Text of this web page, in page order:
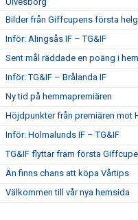
Bilder från Giffcupens första helg
Inför: Alingsås IF – TG&IF
Sent mål räddade en poäng i
Inför: TG&IF – Brålanda IF
Ny tid på hemmapremiären
Höjdpunkter från premiären mot
Inför: Holmalunds IF – TG&IF
TG&IF flyttar fram första
Än finns chans att köpa Vårtips
Välkommen till vår nya hemsida